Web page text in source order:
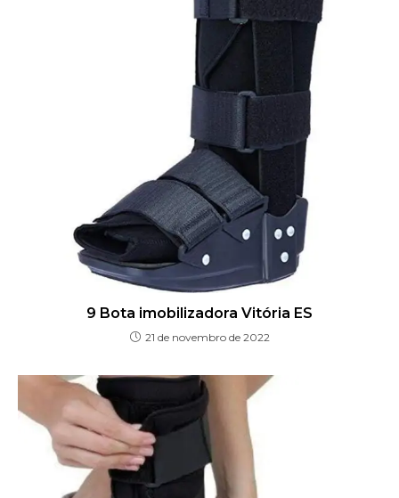
9 Bota imobilizadora Vitória ES
21 de novembro de 2022